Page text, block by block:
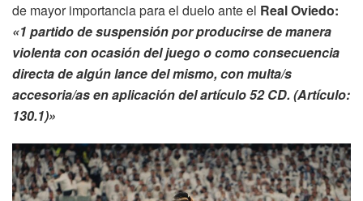
de mayor importancia para el duelo ante el Real Oviedo:
«1 partido de suspensión por producirse de manera
violenta con ocasión del juego o como consecuencia
directa de algún lance del mismo, con multa/s
accesoria/as en aplicación del artículo 52 CD. (Artículo:
130.1)»